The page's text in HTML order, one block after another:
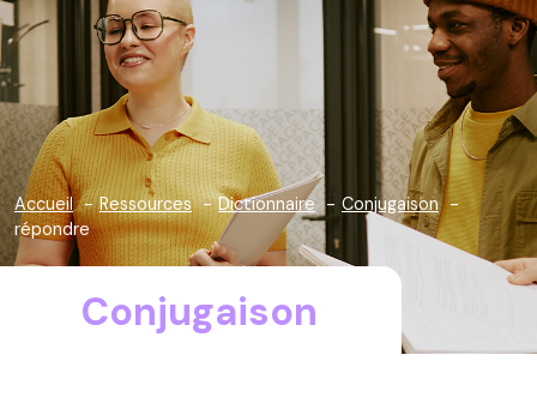
Accueil Ressources Dictionnaire
Conjugaison
répondre
Conjugaison